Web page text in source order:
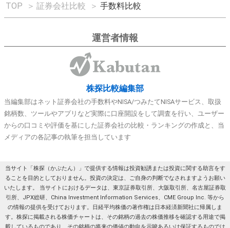
TOP ＞ 証券会社比較 ＞ 手数料比較
運営者情報
株探比較編集部
当編集部はネット証券会社の手数料やNISA/つみたてNISAサービス、取扱
銘柄数、ツールやアプリなど実際に口座開設をして調査を行い、ユーザー
からの口コミや評価を基にした証券会社の比較・ランキングの作成と、当
メディアの各記事の執筆を担当しています
当サイト「株探（かぶたん）」で提供する情報は投資勧誘または投資に関する助言をす
ることを目的としておりません。投資の決定は、ご自身の判断でなされますようお願い
いたします。 当サイトにおけるデータは、東京証券取引所、大阪取引所、名古屋証券取
引所、JPX総研、China Investment Information Services、CME Group Inc. 等から
の情報の提供を受けております。日経平均株価の著作権は日本経済新聞社に帰属しま
す。株探に掲載される株価チャートは、その銘柄の過去の株価推移を確認する用途で掲